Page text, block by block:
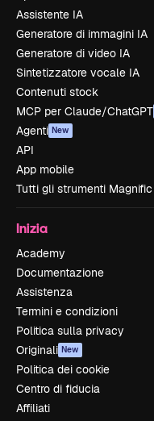
Assistente IA
Generatore di immagini IA
Generatore di video IA
Sintetizzatore vocale IA
Contenuti stock
MCP per Claude/ChatGPT
Agenti New
API
App mobile
Tutti gli strumenti Magnific
Inizia
Academy
Documentazione
Assistenza
Termini e condizioni
Politica sulla privacy
Originali New
Politica dei cookie
Centro di fiducia
Affiliati